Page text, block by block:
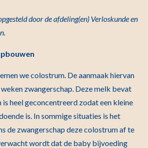
door de afdeling(en) Verloskunde en
we colostrum. De aanmaak hiervan
zwangerschap. Deze melk bevat
heel geconcentreerd zodat een kleine
is. In sommige situaties is het
de zwangerschap deze colostrum af te
wordt dat de baby bijvoeding